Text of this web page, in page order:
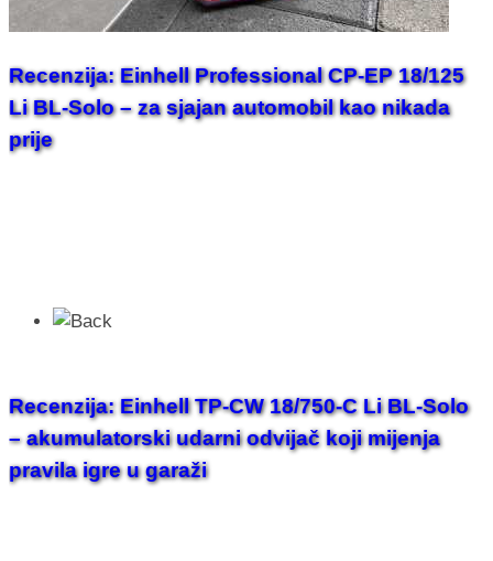
Recenzija: Einhell Professional CP-EP 18/125
Li BL-Solo – za sjajan automobil kao nikada
prije
Recenzija: Einhell TP-CW 18/750-C Li BL-Solo
– akumulatorski udarni odvijač koji mijenja
pravila igre u garaži